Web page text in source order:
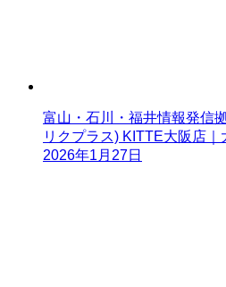
富山・石川・福井情報発信
リクプラス) KITTE大阪店
2026年1月27日